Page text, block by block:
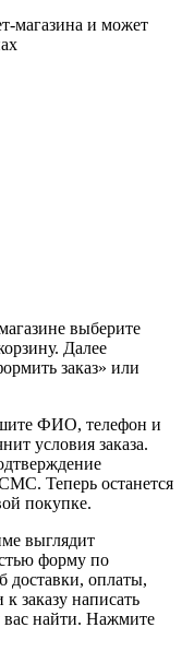
магазина и может
выберите
Далее
заказ» или
ФИО, телефон и
условия заказа.
Теперь останется
покупке.
выглядит
форму по
доставки, оплаты,
заказу написать
найти. Нажмите